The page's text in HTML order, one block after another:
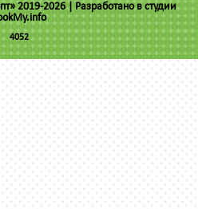
2019-2026 |Разработано в студии
4052